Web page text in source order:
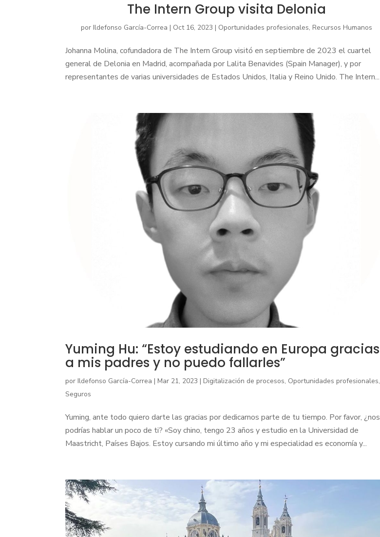
The Intern Group visita Delonia
porIldefonso García-Correa | Oct 16, 2023 | Oportunidades profesionales,Recursos Humanos
Johanna Molina, cofundadora de The Intern Group visitó en septiembre de 2023 el cuartel
general de Delonia en Madrid, acompañada por Lalita Benavides (Spain Manager), y por
representantes de varias universidades de Estados Unidos, Italia y Reino Unido. The Intern...
Yuming Hu: “Estoy estudiando en Europa gracias
a mis padres y no puedo fallarles”
porIldefonso García-Correa |Mar 21, 2023 |Digitalización de procesos, Oportunidades profesionales,
Seguros
Yuming, ante todo quiero darte las gracias por dedicarnos parte de tu tiempo. Por favor, ¿nos
podrías hablar un poco de ti? «Soy chino, tengo 23 años y estudio en la Universidad de
Maastricht, Países Bajos. Estoy cursando mi último año y mi especialidad es economía y...